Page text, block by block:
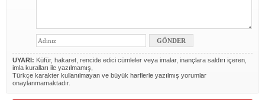
UYARI: Küfür, hakaret, rencide edici cümleler veya imalar, inançlara saldırı içeren,
imla kuralları ile yazılmamış,
Türkçe karakter kullanılmayan ve büyük harflerle yazılmış yorumlar
onaylanmamaktadır.